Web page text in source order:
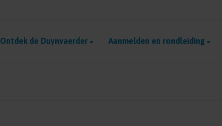
Ontdek de Duynvaerder Aanmelden en rondleiding